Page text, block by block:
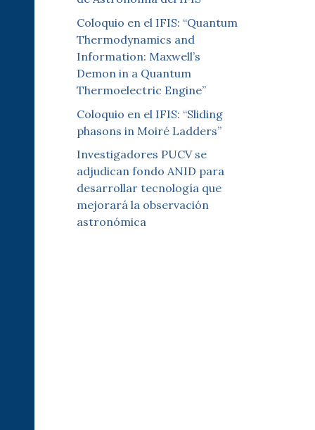
Coloquio en el IFIS: “Quantum
Thermodynamics and
Information: Maxwell’s
Demon in a Quantum
Thermoelectric Engine”
Coloquio en el IFIS: “Sliding
phasons in Moiré Ladders”
Investigadores PUCV se
adjudican fondo ANID para
desarrollar tecnología que
mejorará la observación
astronómica